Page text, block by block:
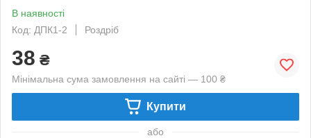
В наявності
Код: ДПК1-2
Роздріб
38 ₴
Мінімальна сума замовлення на сайті — 100 ₴
Купити
або